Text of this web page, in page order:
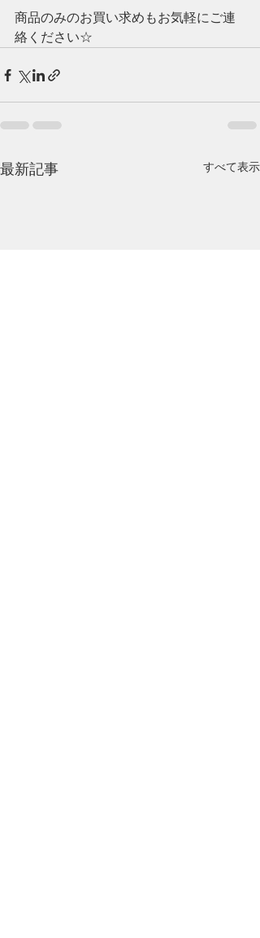
商品のみのお買い求めもお気軽にご連
絡ください☆
最新記事 すべて表示